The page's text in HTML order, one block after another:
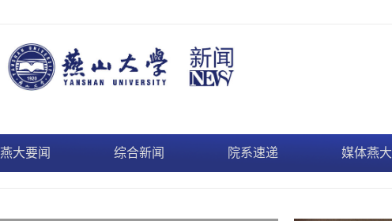
燕大要闻 综合新闻 院系速递 媒体燕大